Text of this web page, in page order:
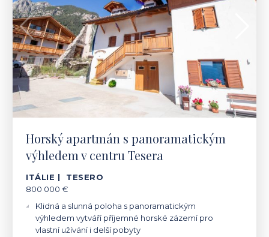
Horský apartmán s panoramatickým
výhledem v centru Tesera
ITÁLIE | TESERO
800 000 €
Klidná a slunná poloha s panoramatickým
výhledem vytváří příjemné horské zázemí pro
vlastní užívání i delší pobyty